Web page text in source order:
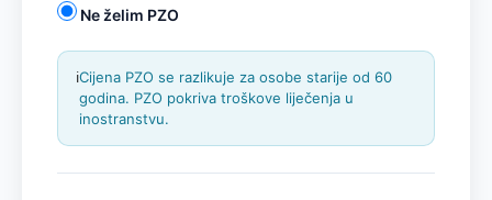
Ne želim PZO
ℹ️Cijena PZO se razlikuje za osobe starije od 60
godina. PZO pokriva troškove liječenja u
inostranstvu.